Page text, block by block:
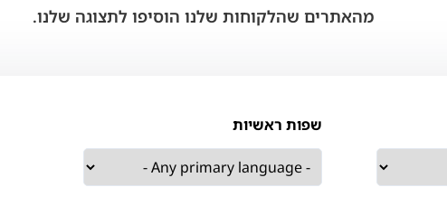
מהאתרים שהלקוחות שלנו הוסיפו לתצוגה שלנו.
שפות ראשיות